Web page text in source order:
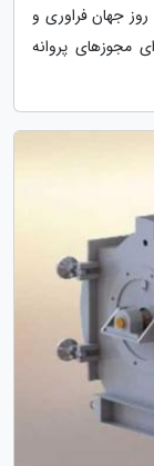
روز جهان فراوری و
مجوزهای پروانه